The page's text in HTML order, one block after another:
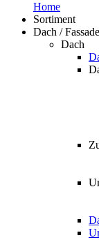
Home
Sortiment
Dach / Fassade
Dach